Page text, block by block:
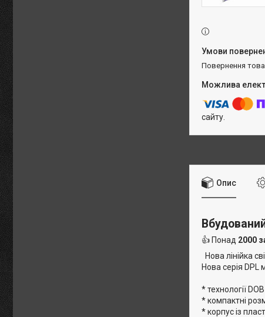
повернення
сайту.
Опис
👍 Понад 2000
Нова лінійка
Нова серія DPL
* технології
* компактні
* корпус із